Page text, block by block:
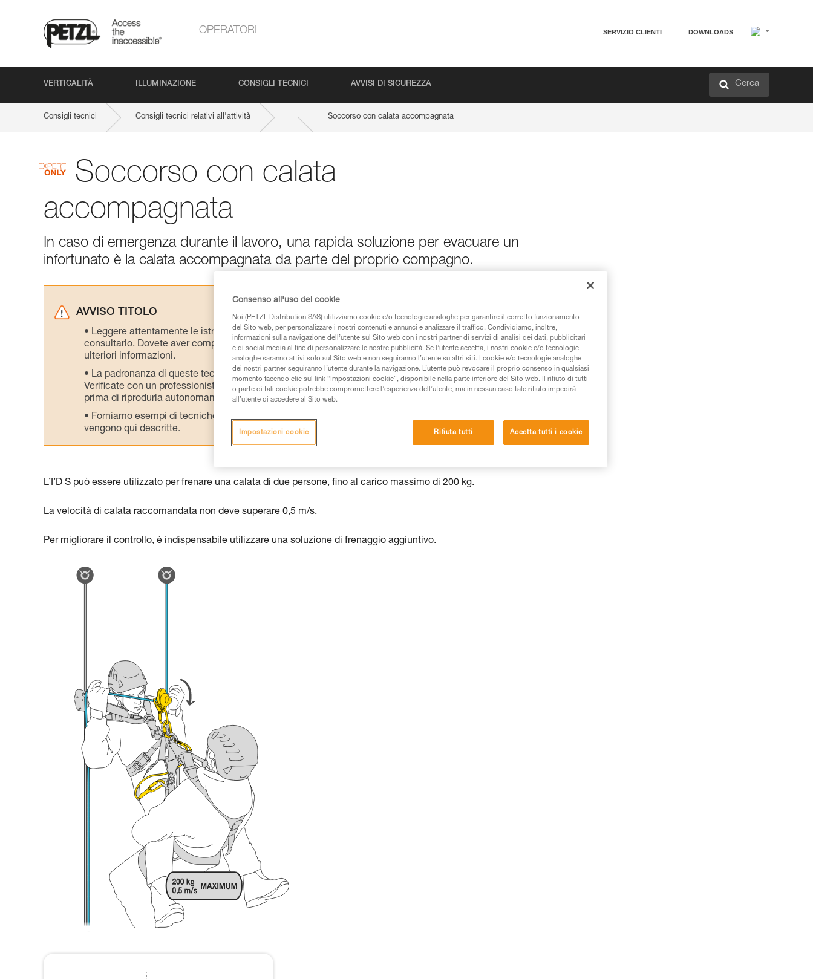
OPERATORI SERVIZIO CLIENTI DOWNLOADS
VERTICALITÀ ILLUMINAZIONE CONSIGLI TECNICI AVVISI DI SICUREZZA Cerca
Consigli tecnici Consigli tecnici relativi all'attività Soccorso con calata accompagnata
Soccorso con calata
accompagnata
In caso di emergenza durante il lavoro, una rapida soluzione per evacuare un
infortunato è la calata accompagnata da parte del proprio compagno.
AVVISO TITOLO
Leggere attentamente le istruzioni tecniche dei prodotti utilizzati in questo consiglio prima di
consultarlo. Dovete aver compreso le informazioni dell’istruzione tecnica per poter capire queste
ulteriori informazioni.
La padronanza di queste tecniche richiede una formazione ed un addestramento specifico.
Verificate con un professionista la vostra capacità di rifare la manovra, da soli, in piena sicurezza,
prima di riprodurla autonomamente.
Forniamo esempi di tecniche relative alla vostra attività. Ne possono esistere altre che non
vengono qui descritte.
L’I’D S può essere utilizzato per frenare una calata di due persone, fino al carico massimo di 200 kg.
La velocità di calata raccomandata non deve superare 0,5 m/s.
Per migliorare il controllo, è indispensabile utilizzare una soluzione di frenaggio aggiuntivo.
Consenso all'uso dei cookie
Noi (PETZL Distribution SAS) utilizziamo cookie e/o tecnologie analoghe per garantire il corretto funzionamento
del Sito web, per personalizzare i nostri contenuti e annunci e analizzare il traffico. Condividiamo, inoltre,
informazioni sulla navigazione dell’utente sul Sito web con i nostri partner di servizi di analisi dei dati, pubblicitari
e di social media al fine di personalizzare le nostre pubblicità. Se l’utente accetta, i nostri cookie e/o tecnologie
analoghe saranno attivi solo sul Sito web e non seguiranno l’utente su altri siti. I cookie e/o tecnologie analoghe
dei nostri partner seguiranno l’utente durante la navigazione. L’utente può revocare il proprio consenso in qualsiasi
momento facendo clic sul link “Impostazioni cookie”, disponibile nella parte inferiore del Sito web. Il rifiuto di tutti
o parte di tali cookie potrebbe compromettere l’esperienza dell’utente, ma in nessun caso tale rifiuto impedirà
all’utente di accedere al Sito web.
Rifiuta tutti Accetta tutti i cookie
Impostazioni cookie